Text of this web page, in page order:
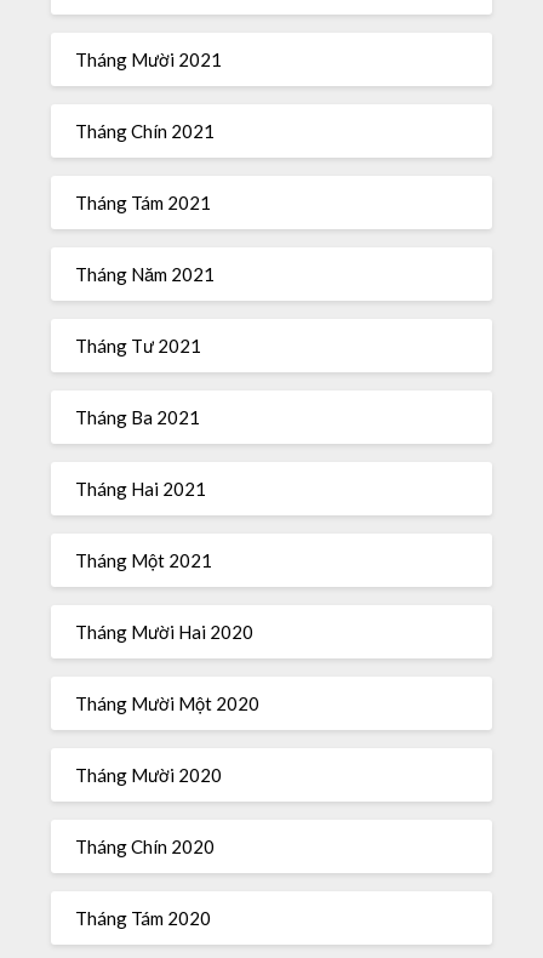
Tháng Mười 2021
Tháng Chín 2021
Tháng Tám 2021
Tháng Năm 2021
Tháng Tư 2021
Tháng Ba 2021
Tháng Hai 2021
Tháng Một 2021
Tháng Mười Hai 2020
Tháng Mười Một 2020
Tháng Mười 2020
Tháng Chín 2020
Tháng Tám 2020